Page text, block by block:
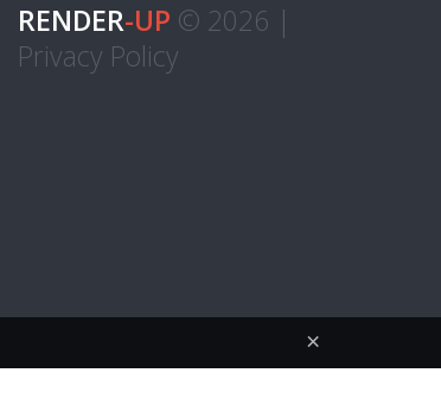
RENDER-UP © 2026 |
Privacy Policy
×